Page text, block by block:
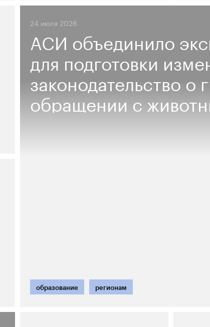
24 июля 2026
АСИ объединило
для подготовки
законодательство о
обращении с
образование регионам